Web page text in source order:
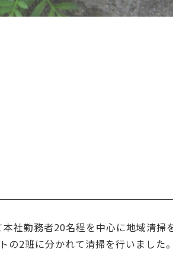
社勤務者20名程を中心に地域清掃
の2班に分かれて清掃を行いました